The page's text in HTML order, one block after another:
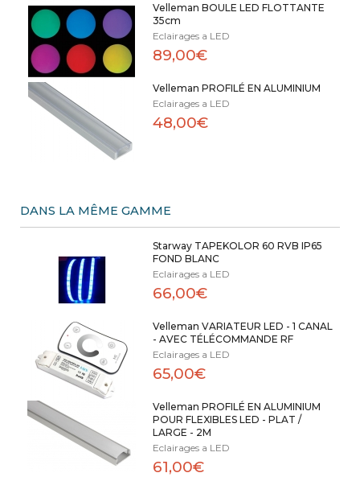
Velleman BOULE LED FLOTTANTE
35cm
Eclairages a LED
89,00€
Velleman PROFILÉ EN ALUMINIUM
Eclairages a LED
48,00€
DANS LA MÊME GAMME
Starway TAPEKOLOR 60 RVB IP65
FOND BLANC
Eclairages a LED
66,00€
Velleman VARIATEUR LED - 1 CANAL
- AVEC TÉLÉCOMMANDE RF
Eclairages a LED
65,00€
Velleman PROFILÉ EN ALUMINIUM
POUR FLEXIBLES LED - PLAT /
LARGE - 2M
Eclairages a LED
61,00€